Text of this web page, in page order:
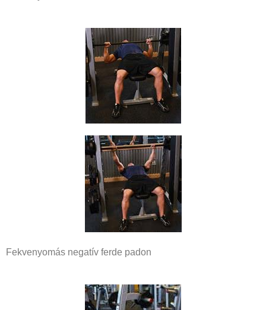
Fekvenyomás negatív ferde padon